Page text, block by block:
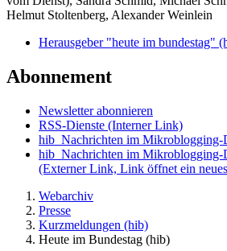
Helmut Stoltenberg, Alexander Weinlein
Herausgeber "heute im bundestag"
Abonnement
Newsletter abonnieren
RSS-Dienste (Interner Link)
hib_Nachrichten im Mikroblogging-
hib_Nachrichten im Mikroblogging-
(Externer Link, Link öffnet ein
Webarchiv
Presse
Kurzmeldungen (hib)
Heute im Bundestag (hib)